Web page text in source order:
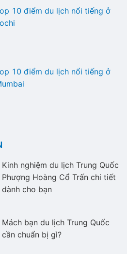
10 điểm du lịch nổi tiếng ở
10 điểm du lịch nổi tiếng ở
Kinh nghiệm du lịch Trung Quốc
Phượng Hoàng Cổ Trấn chi tiết
dành cho bạn
Mách bạn du lịch Trung Quốc
cần chuẩn bị gì?